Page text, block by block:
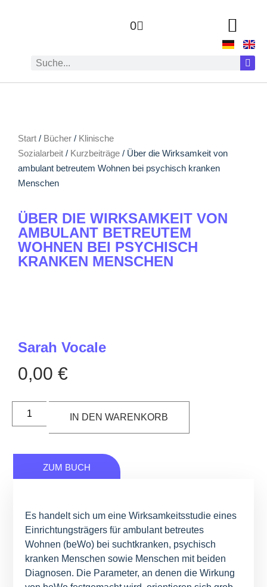
0
Start / Bücher / Klinische
Sozialarbeit / Kurzbeiträge / Über die Wirksamkeit von
ambulant betreutem Wohnen bei psychisch kranken
Menschen
ÜBER DIE WIRKSAMKEIT VON
AMBULANT BETREUTEM
WOHNEN BEI PSYCHISCH
KRANKEN MENSCHEN
Sarah Vocale
0,00 €
IN DEN WARENKORB
ZUM BUCH
Es handelt sich um eine Wirksamkeitsstudie eines
Einrichtungsträgers für ambulant betreutes
Wohnen (beWo) bei suchtkranken, psychisch
kranken Menschen sowie Menschen mit beiden
Diagnosen. Die Parameter, an denen die Wirkung